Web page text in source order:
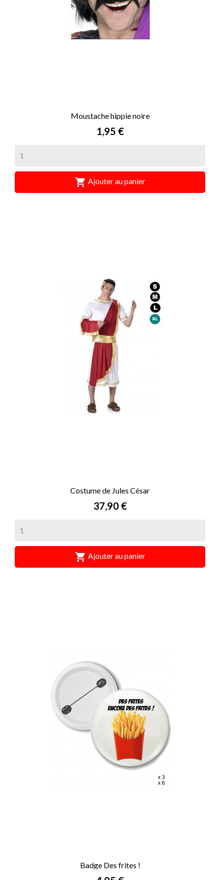
Moustache hippie noire
Prix
1,95 €
 Ajouter au panier
Costume de Jules César
Prix
37,90 €
 Ajouter au panier
Badge Des frites !